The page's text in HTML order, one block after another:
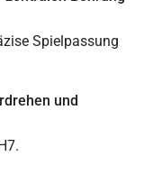
Spielpassung
und